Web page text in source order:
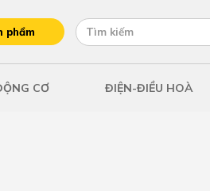
phẩm
CƠ ĐIỆN-ĐIỀU HOÀ